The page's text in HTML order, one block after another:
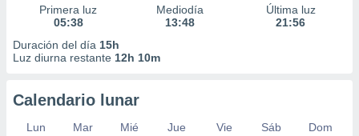
Primera luz
05:38
Mediodía
13:48
Última luz
21:56
Duración del día 15h
Luz diurna restante 12h 10m
Calendario lunar
Lun Mar Mié Jue Vie Sáb
Dom